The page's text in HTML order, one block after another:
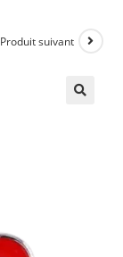
Produit suivant